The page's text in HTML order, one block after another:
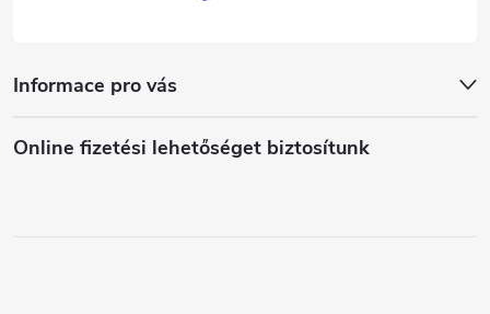
Informace pro vás
Online fizetési lehetőséget biztosítunk